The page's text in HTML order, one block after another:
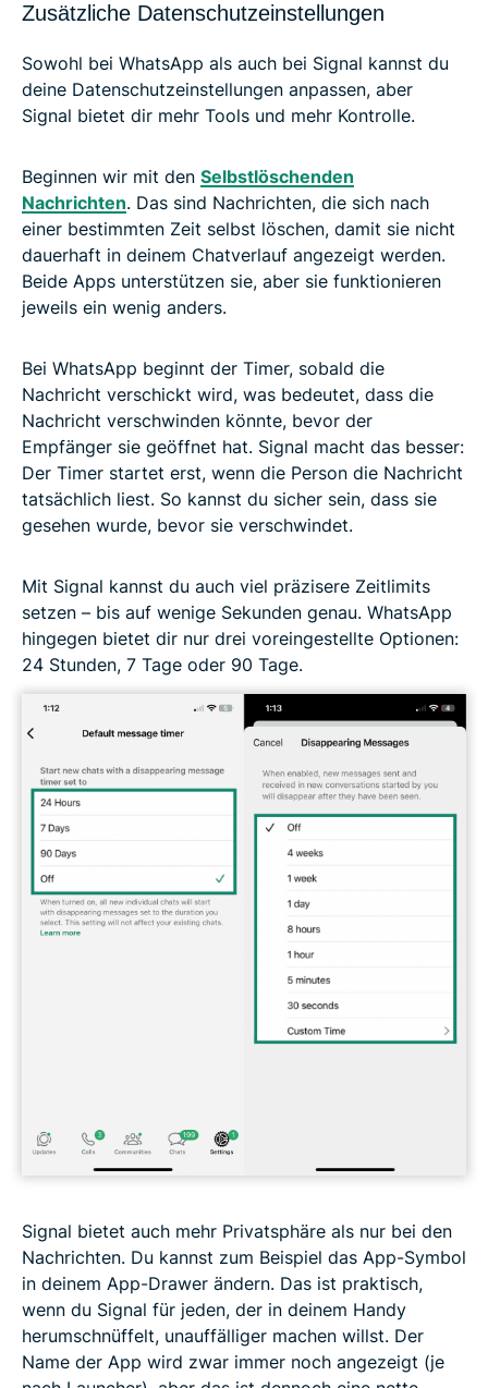
Zusätzliche Datenschutzeinstellungen
Sowohl bei WhatsApp als auch bei Signal kannst du
deine Datenschutzeinstellungen anpassen, aber
Signal bietet dir mehr Tools und mehr Kontrolle.
Beginnen wir mit den Selbstlöschenden
Nachrichten. Das sind Nachrichten, die sich nach
einer bestimmten Zeit selbst löschen, damit sie nicht
dauerhaft in deinem Chatverlauf angezeigt werden.
Beide Apps unterstützen sie, aber sie funktionieren
jeweils ein wenig anders.
Bei WhatsApp beginnt der Timer, sobald die
Nachricht verschickt wird, was bedeutet, dass die
Nachricht verschwinden könnte, bevor der
Empfänger sie geöffnet hat. Signal macht das besser:
Der Timer startet erst, wenn die Person die Nachricht
tatsächlich liest. So kannst du sicher sein, dass sie
gesehen wurde, bevor sie verschwindet.
Mit Signal kannst du auch viel präzisere Zeitlimits
setzen – bis auf wenige Sekunden genau. WhatsApp
hingegen bietet dir nur drei voreingestellte Optionen:
24 Stunden, 7 Tage oder 90 Tage.
Signal bietet auch mehr Privatsphäre als nur bei den
Nachrichten. Du kannst zum Beispiel das App-Symbol
in deinem App-Drawer ändern. Das ist praktisch,
wenn du Signal für jeden, der in deinem Handy
herumschnüffelt, unauffälliger machen willst. Der
Name der App wird zwar immer noch angezeigt (je